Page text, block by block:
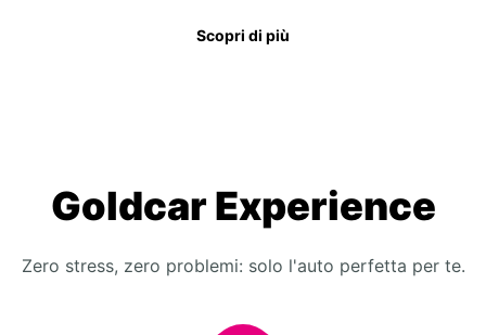
Scopri di più
Goldcar Experience
Zero stress, zero problemi: solo l'auto perfetta per te.